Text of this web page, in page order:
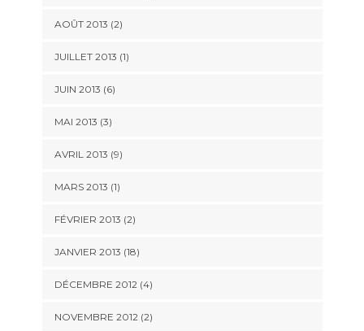
AOÛT 2013 (2)
JUILLET 2013 (1)
JUIN 2013 (6)
MAI 2013 (3)
AVRIL 2013 (9)
MARS 2013 (1)
FÉVRIER 2013 (2)
JANVIER 2013 (18)
DÉCEMBRE 2012 (4)
NOVEMBRE 2012 (2)